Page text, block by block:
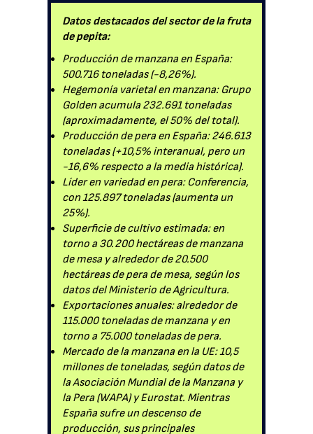
Datos destacados del sector de la fruta
de pepita:
Producción de manzana en España:
500.716 toneladas (-8,26%).
Hegemonía varietal en manzana: Grupo
Golden acumula 232.691 toneladas
(aproximadamente, el 50% del total).
Producción de pera en España: 246.613
toneladas (+10,5% interanual, pero un
-16,6% respecto a la media histórica).
Líder en variedad en pera: Conferencia,
con 125.897 toneladas (aumenta un
25%).
Superficie de cultivo estimada: en
torno a 30.200 hectáreas de manzana
de mesa y alrededor de 20.500
hectáreas de pera de mesa, según los
datos del Ministerio de Agricultura.
Exportaciones anuales: alrededor de
115.000 toneladas de manzana y en
torno a 75.000 toneladas de pera.
Mercado de la manzana en la UE: 10,5
millones de toneladas, según datos de
la Asociación Mundial de la Manzana y
la Pera (WAPA) y Eurostat. Mientras
España sufre un descenso de
producción, sus principales